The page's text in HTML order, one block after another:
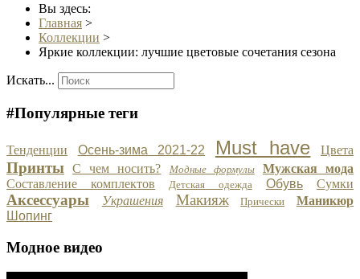
Вы здесь:
Главная >
Коллекции >
Яркие коллекции: лучшие цветовые сочетания сезона
Искать...
#Популярные теги
Тенденции Осень-зима 2021-22 Must have Цвета
Принты С чем носить? Модные формулы
Мужская мода
Составление комплектов
Детская одежда Обувь Сумки
Аксессуары Украшения Макияж Прически
Маникюр
Шопинг
Модное видео